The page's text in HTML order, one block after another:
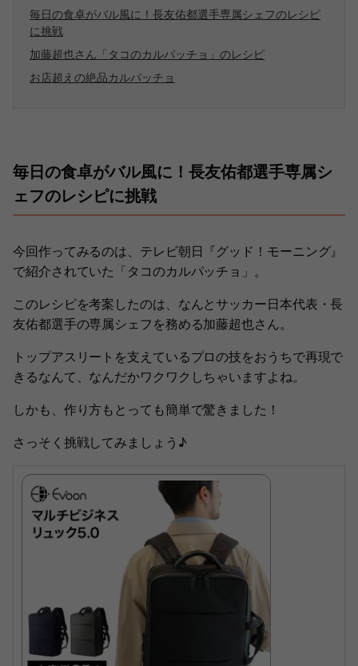
毎日の食卓がバル風に！長友佑都選手専属シェフのレシピ
に挑戦
加藤超也さん「タコのカルパッチョ」のレシピ
お店超えの絶品カルパッチョ
毎日の食卓がバル風に！長友佑都選手専属シ
ェフのレシピに挑戦
今回作ってみるのは、テレビ朝日『グッド！モーニング』
で紹介されていた「タコのカルパッチョ」。
このレシピを考案したのは、なんとサッカー日本代表・長
友佑都選手の専属シェフを務める加藤超也さん。
トップアスリートを支えているプロの技をおうちで再現で
きるなんて、なんだかワクワクしちゃいますよね。
しかも、作り方もとっても簡単で驚きました！
さっそく挑戦してみましょう♪